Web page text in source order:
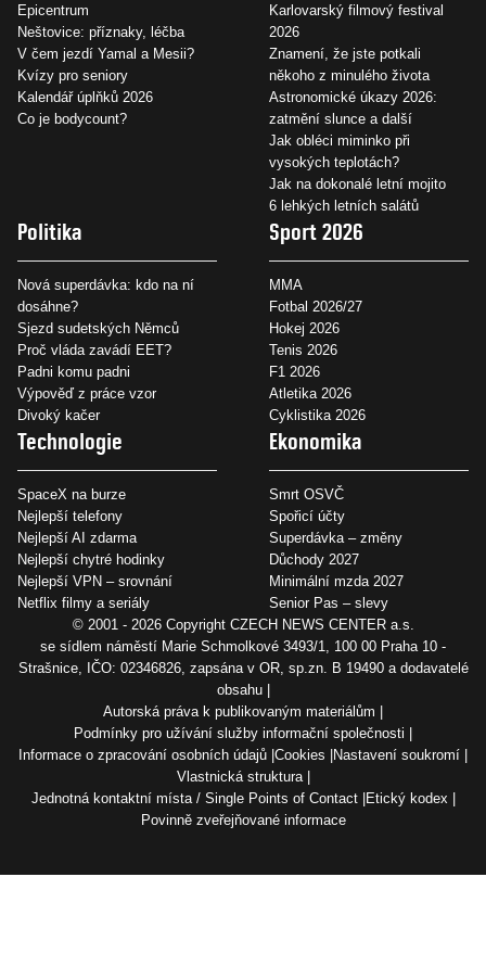
Epicentrum
Neštovice: příznaky, léčba
V čem jezdí Yamal a Mesii?
Kvízy pro seniory
Kalendář úplňků 2026
Co je bodycount?
Karlovarský filmový festival
2026
Znamení, že jste potkali
někoho z minulého života
Astronomické úkazy 2026:
zatmění slunce a další
Jak obléci miminko při
vysokých teplotách?
Jak na dokonalé letní mojito
6 lehkých letních salátů
Politika
Nová superdávka: kdo na ní
dosáhne?
Sjezd sudetských Němců
Proč vláda zavádí EET?
Padni komu padni
Výpověď z práce vzor
Divoký kačer
Sport 2026
MMA
Fotbal 2026/27
Hokej 2026
Tenis 2026
F1 2026
Atletika 2026
Cyklistika 2026
Technologie
SpaceX na burze
Nejlepší telefony
Nejlepší AI zdarma
Nejlepší chytré hodinky
Nejlepší VPN – srovnání
Netflix filmy a seriály
Ekonomika
Smrt OSVČ
Spořicí účty
Superdávka – změny
Důchody 2027
Minimální mzda 2027
Senior Pas – slevy
© 2001 - 2026 Copyright CZECH NEWS CENTER a.s.
se sídlem náměstí Marie Schmolkové 3493/1, 100 00 Praha 10 -
Strašnice, IČO: 02346826, zapsána v OR, sp.zn. B 19490 a dodavatelé
obsahu
Autorská práva k publikovaným materiálům
Podmínky pro užívání služby informační společnosti
Informace o zpracování osobních údajů Cookies Nastavení soukromí
Vlastnická struktura
Jednotná kontaktní místa / Single Points of Contact Etický kodex
Povinně zveřejňované informace